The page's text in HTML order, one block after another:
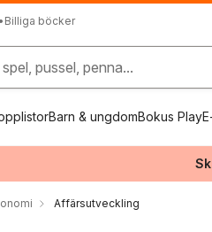
Billiga böcker
pussel, penna...
Barn & ungdomBokus Play
Affärsutveckling